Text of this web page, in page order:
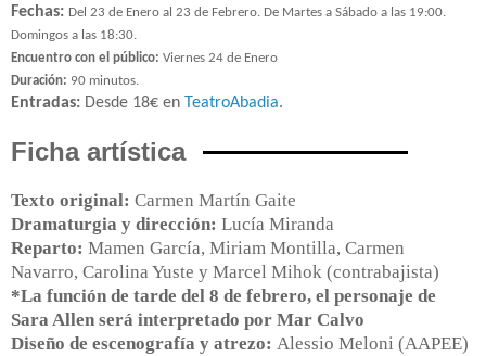
Fechas: Del 23 de Enero al 23 de Febrero. De Martes a Sábado a las 19:00.
Domingos a las 18:30.
Encuentro con el público: Viernes 24 de Enero
Duración: 90 minutos.
Entradas: Desde 18€ en TeatroAbadia.
Ficha artística
Texto original: Carmen Martín Gaite
Dramaturgia y dirección: Lucía Miranda
Reparto: Mamen García, Miriam Montilla, Carmen
Navarro, Carolina Yuste y Marcel Mihok (contrabajista)
*La función de tarde del 8 de febrero, el personaje de
Sara Allen será interpretado por Mar Calvo
Diseño de escenografía y atrezo: Alessio Meloni (AAPEE)